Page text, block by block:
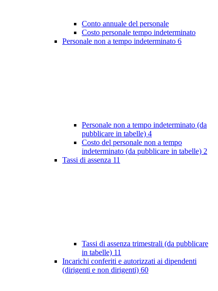
Conto annuale del personale
Costo personale tempo indeterminato
Personale non a tempo indeterminato 6
Personale non a tempo indeterminato (da
pubblicare in tabelle) 4
Costo del personale non a tempo
indeterminato (da pubblicare in tabelle) 2
Tassi di assenza 11
Tassi di assenza trimestrali (da pubblicare
in tabelle) 11
Incarichi conferiti e autorizzati ai dipendenti
(dirigenti e non dirigenti) 60